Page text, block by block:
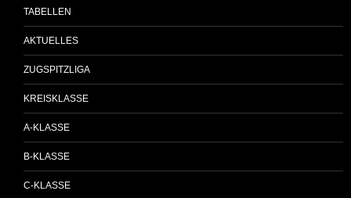
TABELLEN
AKTUELLES
ZUGSPITZLIGA
KREISKLASSE
A-KLASSE
B-KLASSE
C-KLASSE